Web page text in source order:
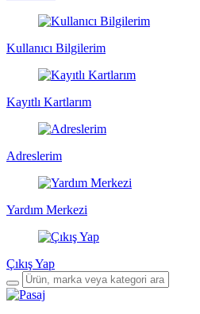
Kullanıcı Bilgilerim
Kayıtlı Kartlarım
Adreslerim
Yardım Merkezi
Çıkış Yap